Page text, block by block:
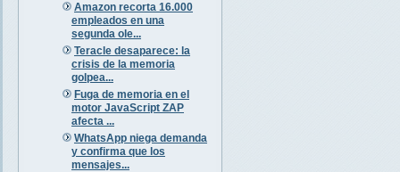
Amazon recorta 16.000
empleados en una
segunda ole...
Teracle desaparece: la
crisis de la memoria
golpea...
Fuga de memoria en el
motor JavaScript ZAP
afecta ...
WhatsApp niega demanda
y confirma que los
mensajes...